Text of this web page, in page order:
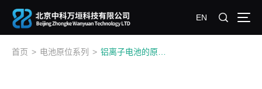
EN
首页 > 电池原位系列 >